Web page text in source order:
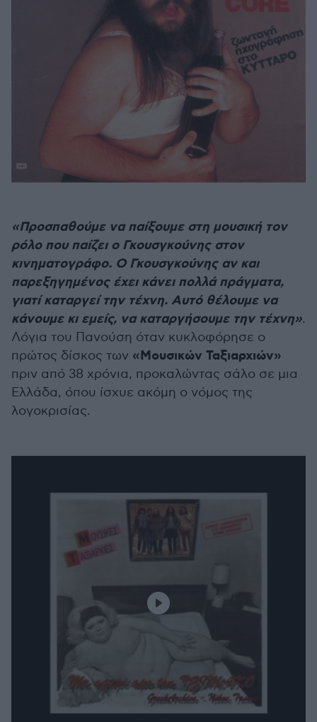
«Προσπαθούμε να παίξουμε στη μουσική τον
ρόλο που παίζει ο Γκουσγκούνης στον
κινηματογράφο. Ο Γκουσγκούνης αν και
παρεξηγημένος έχει κάνει πολλά πράγματα,
γιατί καταργεί την τέχνη. Αυτό θέλουμε να
κάνουμε κι εμείς, να καταργήσουμε την τέχνη».
Λόγια του Πανούση όταν κυκλοφόρησε ο
πρώτος δίσκος των «Μουσικών Ταξιαρχιών»
πριν από 38 χρόνια, προκαλώντας σάλο σε μια
Ελλάδα, όπου ίσχυε ακόμη ο νόμος της
λογοκρισίας.